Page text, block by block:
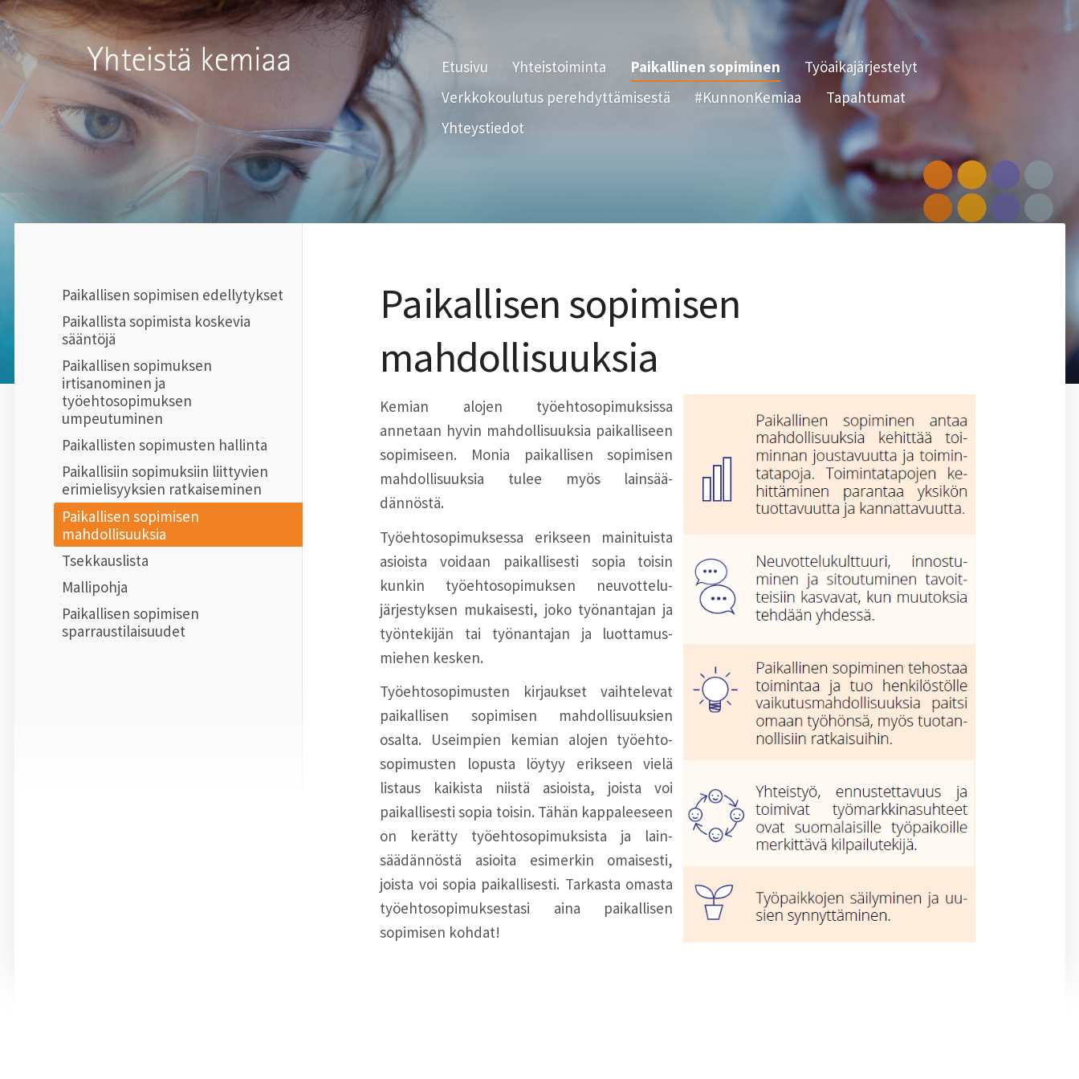
Siirry
sivun
sisältöön
Kemianteollisuus ry Etusivu Yhteistoiminta Paikallinen sopiminen
Työaikajärjestelyt
Verkkokoulutus perehdyttämisestä
#KunnonKemiaa
Tapahtumat
Yhteystiedot
Paikallisen sopimisen edellytykset
Paikallista sopimista koskevia
sääntöjä
Paikallisen sopimuksen
irtisanominen ja
työehtosopimuksen
umpeutuminen
Paikallisten sopimusten hallinta
Paikallisiin sopimuksiin liittyvien
erimielisyyksien ratkaiseminen
Paikallisen sopimisen
mahdollisuuksia
Tsekkauslista
Mallipohja
Paikallisen sopimisen
sparraustilaisuudet
Paikallisen sopimisen
mahdollisuuksia
Kemian alojen työehtosopimuksissa
annetaan hyvin mahdollisuuksia paikalliseen
sopimiseen. Monia paikallisen sopimisen
mah­dollisuuksia tulee myös lainsää-
dännöstä.
Työehtosopimuksessa erikseen mainituista
asioista voidaan paikallisesti sopia toisin
kunkin työehtosopimuksen neuvottelu-
järjestyksen mukaisesti, joko työnantajan ja
työntekijän tai työnantajan ja luottamus-
miehen kesken.
Työehtosopimusten kirjaukset vaihtelevat
paikallisen sopimisen mahdollisuuksien
osalta. Useimpien kemian alojen työehto-
sopimusten lopusta löytyy erikseen vielä
listaus kaikista niistä asioista, joista voi
paikallisesti sopia toisin. Tähän kappaleeseen
on kerätty työehtosopimuksista ja lain-
säädännöstä asioita esimerkin omaisesti,
joista voi sopia paikallisesti. Tarkasta omasta
työehtosopimuksestasi aina paikallisen
sopimisen kohdat!